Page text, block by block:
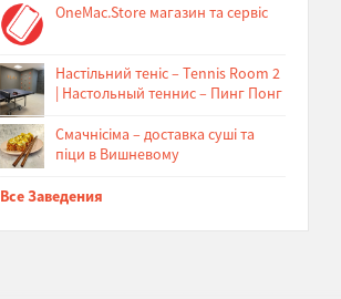
OneMac.Store магазин та сервіс
Настільний теніс – Tennis Room 2
| Настольный теннис – Пинг Понг
Cмачнісіма – доставка суші та
піци в Вишневому
Все Заведения